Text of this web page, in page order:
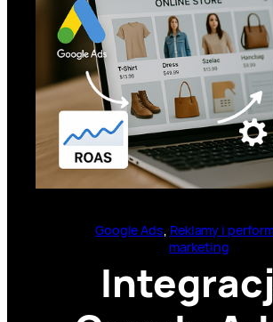
Google Ads Reklamy i
marketing